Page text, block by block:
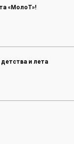
«МолоТ»!
и лета